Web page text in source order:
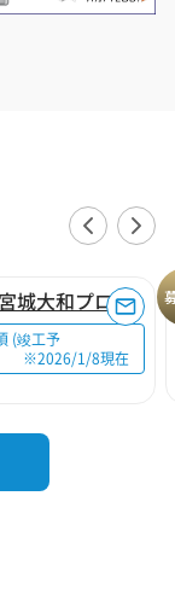
（仮称）宮城大和プロジェクト
(竣工予
1/8現在